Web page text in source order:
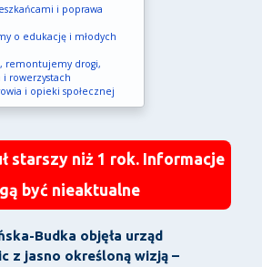
i poprawa
o edukację i młodych
remontujemy drogi,
rowerzystach
i opieki społecznej
starszy niż 1 rok. Informacje
być nieaktualne
Budka objęła urząd
z jasno określoną wizją –